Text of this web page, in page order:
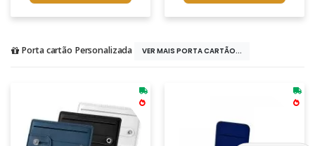
Porta cartão Personalizada VER MAIS PORTA CARTÃO...